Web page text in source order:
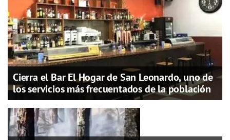
Cierra el Bar El Hogar de San Leonardo, uno de
los servicios más frecuentados de la población